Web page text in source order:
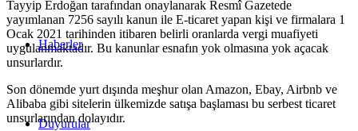
Haberler
Duyurular
Tayyip Erdoğan tarafından onaylanarak Resmî Gazetede
yayımlanan 7256 sayılı kanun ile E-ticaret yapan kişi ve firmalara 1
Ocak 2021 tarihinden itibaren belirli oranlarda vergi muafiyeti
uygulanmaktadır. Bu kanunlar esnafın yok olmasına yok açacak
unsurlardır.
Son dönemde yurt dışında meşhur olan Amazon, Ebay, Airbnb ve
Alibaba gibi sitelerin ülkemizde satışa başlaması bu serbest ticaret
unsurlarından dolayıdır.